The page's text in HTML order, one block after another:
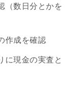
（数日分とかを
作成を確認
に現金の実査と